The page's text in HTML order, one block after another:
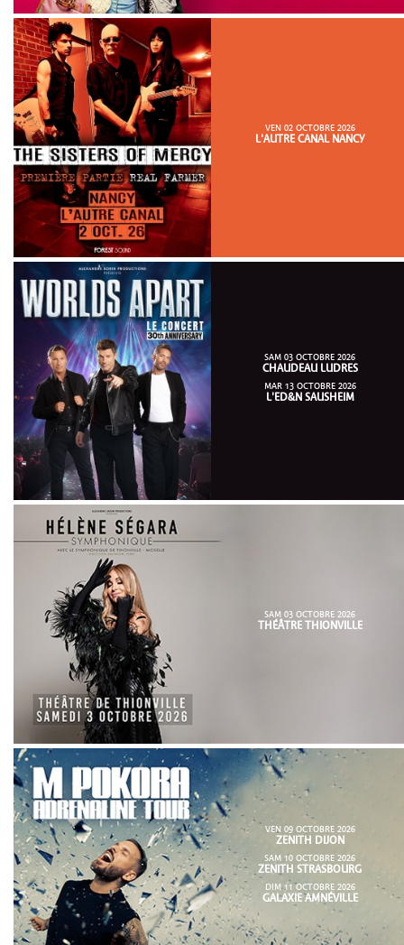
VEN 02 OCTOBRE 2026
L'AUTRE CANAL NANCY
SAM 03 OCTOBRE 2026
CHAUDEAU LUDRES
MAR 13 OCTOBRE 2026
L'ED&N SAUSHEIM
SAM 03 OCTOBRE 2026
THÉÂTRE THIONVILLE
VEN 09 OCTOBRE 2026
ZENITH DIJON
SAM 10 OCTOBRE 2026
ZENITH STRASBOURG
DIM 11 OCTOBRE 2026
GALAXIE AMNÉVILLE